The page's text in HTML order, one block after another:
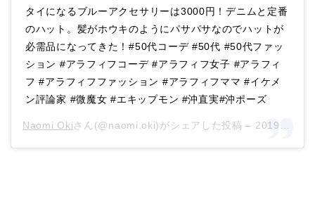
タイになるブルーアクセサリーは3000円！デニムと定番
のハット。髪がホウキのようにパサパサなのでハットが
必需品になってきた！#50代コーデ #50代 #50代ファッ
ション #アラフィフコーデ #アラフィフ女子 #アラフィ
フ #アラフィフファッション #アラフィフママ #イケメ
ン評論家 #微魔女 #エキップモン #沖直実#沖ポーズ
Naomi Okiさん(@naomi.oki)がシェアした投稿 – 2019年 5月月8日午前5時02分PDT